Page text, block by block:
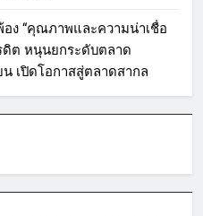
อง “คุณภาพและความน่าเชื่อ
ดิต หนุนยกระดับตลาด
เปิดโอกาสสู่ตลาดสากล